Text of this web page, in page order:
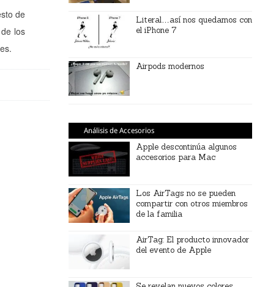
de
los
Literal…así nos quedamos con
el iPhone 7
Airpods modernos
Análisis de Accesorios
Apple descontinúa algunos
accesorios para Mac
Los AirTags no se pueden
compartir con otros miembros
de la familia
AirTag: El producto innovador
del evento de Apple